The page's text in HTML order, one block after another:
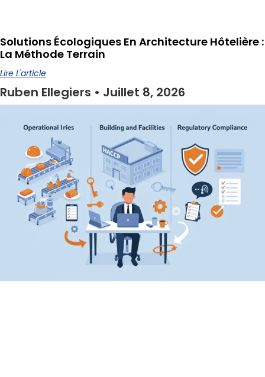
Solutions Écologiques En Architecture Hôtelière :
La Méthode Terrain
Lire L'article
Ruben Ellegiers Juillet 8, 2026